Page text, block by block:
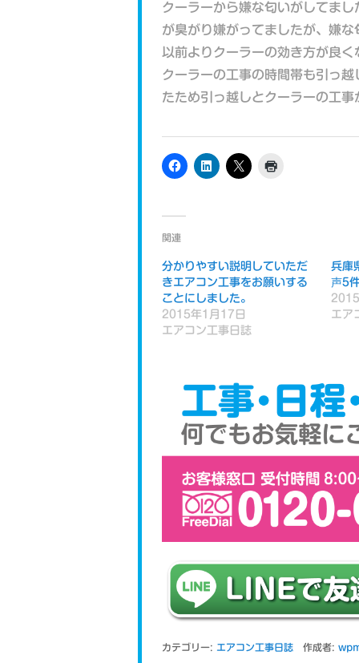
クーラーから嫌な匂いがしてま
が臭がり嫌がってましたが、嫌
以前よりクーラーの効き方が良
クーラーの工事の時間帯も引っ
たため引っ越しとクーラーの工
関連
分かりやすい説明していただ
きエアコン工事をお願いする
ことにしました。
2015年1月17日
エアコン工事日誌
兵庫
声5
エア
カテゴリー: エアコン工事日誌 作成者: